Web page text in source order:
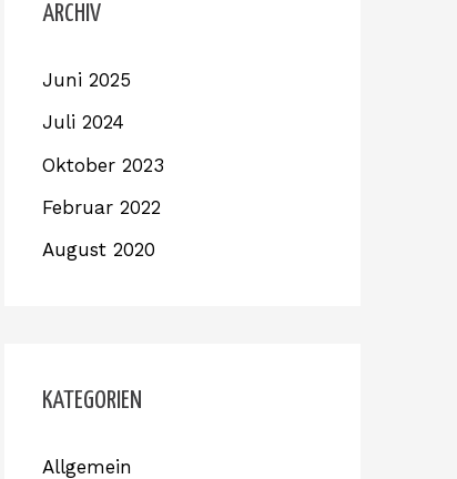
ARCHIV
Juni 2025
Juli 2024
Oktober 2023
Februar 2022
August 2020
KATEGORIEN
Allgemein